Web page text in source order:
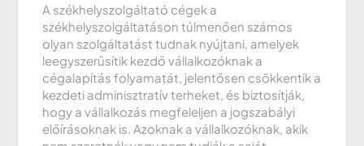
A székhelyszolgáltató cégek a
székhelyszolgáltatáson túlmenően számos
olyan szolgáltatást tudnak nyújtani, amelyek
leegyszerűsítik kezdő vállalkozóknak a
cégalapítás folyamatát, jelentősen csökkentik a
kezdeti adminisztratív terheket, és biztosítják,
hogy a vállalkozás megfeleljen a jogszabályi
előírásoknak is. Azoknak a vállalkozóknak, akik